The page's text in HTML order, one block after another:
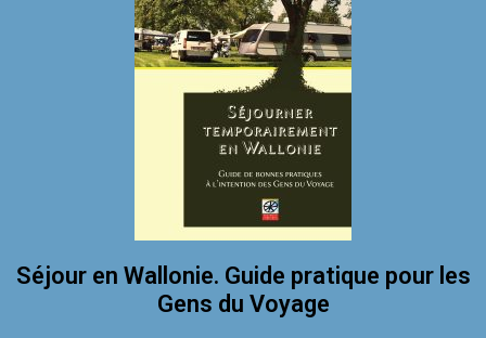
Séjour en Wallonie. Guide pratique pour les
Gens du Voyage